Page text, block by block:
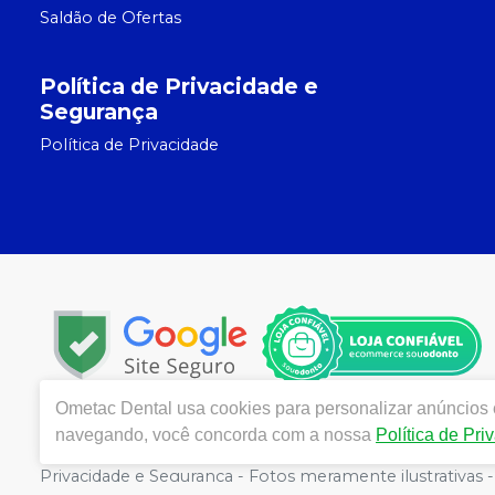
Saldão de Ofertas
Política de Privacidade e
Segurança
Política de Privacidade
Copyright © 2024 | Todos os direitos reservados |
130 | Autorizações de Funcionamento ANVISA -
Privacidade e Segurança - Fotos meramente
Ometac Dental usa cookies para personalizar
navegando, você concorda com a nossa Política de